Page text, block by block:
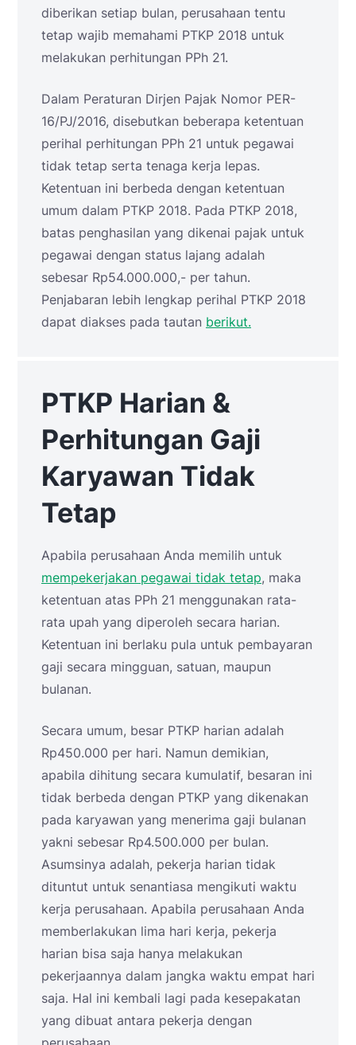
diberikan setiap bulan, perusahaan tentu
tetap wajib memahami PTKP 2018 untuk
melakukan perhitungan PPh 21.
Dalam Peraturan Dirjen Pajak Nomor PER-
16/PJ/2016, disebutkan beberapa ketentuan
perihal perhitungan PPh 21 untuk pegawai
tidak tetap serta tenaga kerja lepas.
Ketentuan ini berbeda dengan ketentuan
umum dalam PTKP 2018. Pada PTKP 2018,
batas penghasilan yang dikenai pajak untuk
pegawai dengan status lajang adalah
sebesar Rp54.000.000,- per tahun.
Penjabaran lebih lengkap perihal PTKP 2018
dapat diakses pada tautan berikut.
PTKP Harian &
Perhitungan Gaji
Karyawan Tidak
Tetap
Apabila perusahaan Anda memilih untuk
mempekerjakan pegawai tidak tetap, maka
ketentuan atas PPh 21 menggunakan rata-
rata upah yang diperoleh secara harian.
Ketentuan ini berlaku pula untuk pembayaran
gaji secara mingguan, satuan, maupun
bulanan.
Secara umum, besar PTKP harian adalah
Rp450.000 per hari. Namun demikian,
apabila dihitung secara kumulatif, besaran ini
tidak berbeda dengan PTKP yang dikenakan
pada karyawan yang menerima gaji bulanan
yakni sebesar Rp4.500.000 per bulan.
Asumsinya adalah, pekerja harian tidak
dituntut untuk senantiasa mengikuti waktu
kerja perusahaan. Apabila perusahaan Anda
memberlakukan lima hari kerja, pekerja
harian bisa saja hanya melakukan
pekerjaannya dalam jangka waktu empat hari
saja. Hal ini kembali lagi pada kesepakatan
yang dibuat antara pekerja dengan